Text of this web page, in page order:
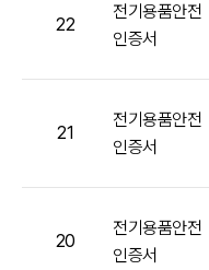
22
전기용품안전
인증서
21
전기용품안전
인증서
20
전기용품안전
인증서